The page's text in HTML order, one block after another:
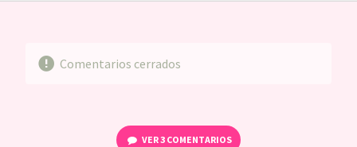
Comentarios cerrados
VER3 COMENTARIOS